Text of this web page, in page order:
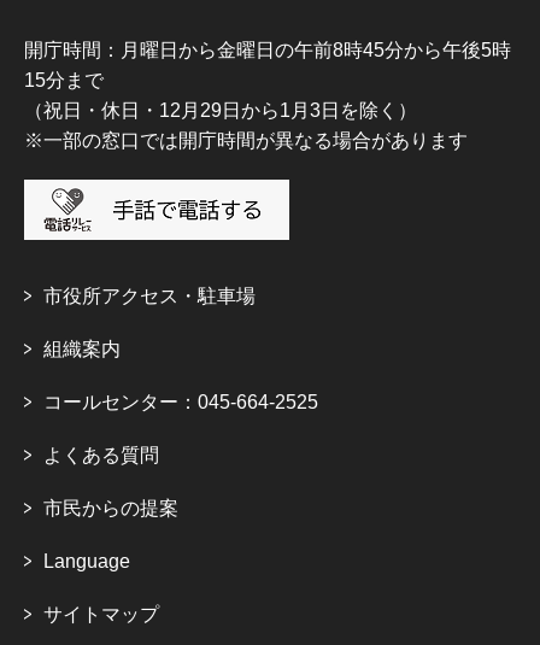
開庁時間：月曜日から金曜日の午前8時45分から午後5時
15分まで
（祝日・休日・12月29日から1月3日を除く）
※一部の窓口では開庁時間が異なる場合があります
市役所アクセス・駐車場
組織案内
コールセンター：045-664-2525
よくある質問
市民からの提案
Language
サイトマップ